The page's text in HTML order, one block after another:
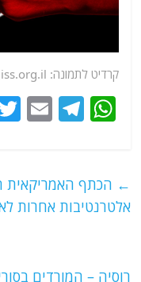
קרדיט לתמונה: https://jiss.org.il/
W
s
A
T
g
ra
E
l ← הכתף האמריקאית
אלטרנטיבות אחרות
רוסיה – המורדים